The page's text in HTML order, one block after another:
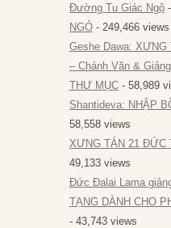
Đường Tu Giác Ngộ
NGỎ - 249,466 views
Geshe Dawa:
– Chánh Văn & Giảng
THƯ MỤC - 58,989
Shantideva: NHẬP
58,558 views
XƯNG TÁN 21 ĐỨC
49,133 views
Đức Đalai Lama
TẠNG DÀNH CHO
- 43,743 views